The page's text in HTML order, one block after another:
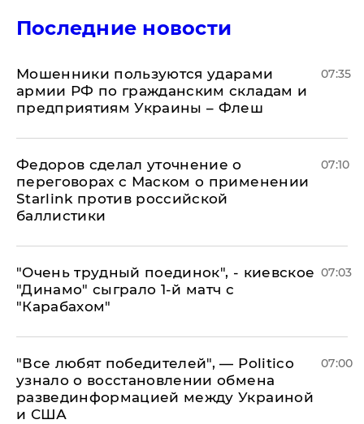
Последние новости
Мошенники пользуются ударами
армии РФ по гражданским складам и
предприятиям Украины – Флеш
07:35
Федоров сделал уточнение о
переговорах с Маском о применении
Starlink против российской
баллистики
07:10
"Очень трудный поединок", - киевское
"Динамо" сыграло 1-й матч с
"Карабахом"
07:03
​"Все любят победителей", — Politico
узнало о восстановлении обмена
развединформацией между Украиной
и США
07:00